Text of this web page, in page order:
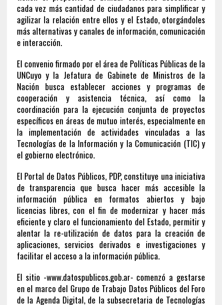
cada vez más cantidad de ciudadanos para simplificar y
agilizar la relación entre ellos y el Estado, otorgándoles
más alternativas y canales de información, comunicación
e interacción.
El convenio firmado por el área de Políticas Públicas de la
UNCuyo y la Jefatura de Gabinete de Ministros de la
Nación busca establecer acciones y programas de
cooperación y asistencia técnica, así como la
coordinación para la ejecución conjunta de proyectos
específicos en áreas de mutuo interés, especialmente en
la implementación de actividades vinculadas a las
Tecnologías de la Información y la Comunicación (TIC) y
el gobierno electrónico.
El Portal de Datos Públicos, PDP, constituye una iniciativa
de transparencia que busca hacer más accesible la
información pública en formatos abiertos y bajo
licencias libres, con el fin de modernizar y hacer más
eficiente y claro el funcionamiento del Estado, permitir y
alentar la re-utilización de datos para la creación de
aplicaciones, servicios derivados e investigaciones y
facilitar el acceso a la información pública.
El sitio -www.datospublicos.gob.ar- comenzó a gestarse
en el marco del Grupo de Trabajo Datos Públicos del Foro
de la Agenda Digital, de la subsecretaria de Tecnologías